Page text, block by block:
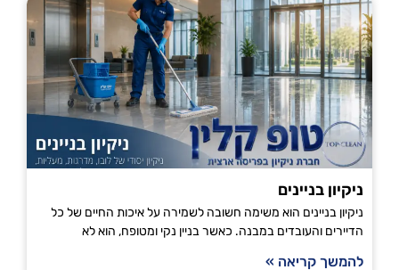
ניקיון בניינים
ניקיון בניינים הוא משימה חשובה לשמירה על איכות החיים של כל
הדיירים והעובדים במבנה. כאשר בניין נקי ומטופח, הוא לא
להמשך קריאה »